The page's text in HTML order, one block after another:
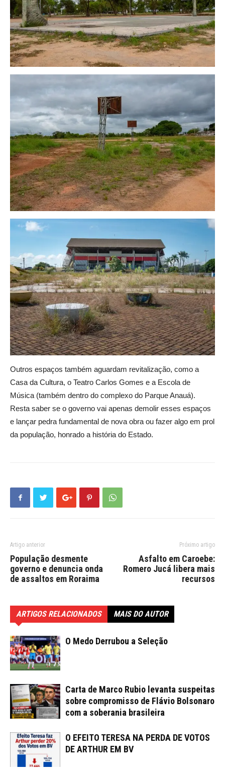
Outros espaços também aguardam revitalização, como a
Casa da Cultura, o Teatro Carlos Gomes e a Escola de
Música (também dentro do complexo do Parque Anauá).
Resta saber se o governo vai apenas demolir esses espaços
e lançar pedra fundamental de nova obra ou fazer algo em prol
da população, honrado a história do Estado.
Artigo anterior
População desmente
governo e denuncia onda
de assaltos em Roraima
Próximo artigo
Asfalto em Caroebe:
Romero Jucá libera mais
recursos
ARTIGOS RELACIONADOS MAIS DO AUTOR
O Medo Derrubou a Seleção
Carta de Marco Rubio levanta suspeitas
sobre compromisso de Flávio Bolsonaro
com a soberania brasileira
O EFEITO TERESA NA PERDA DE VOTOS
DE ARTHUR EM BV